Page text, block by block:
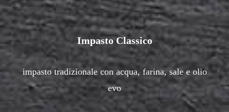
Impasto Classico
impasto tradizionale con acqua, farina, sale e olio
evo